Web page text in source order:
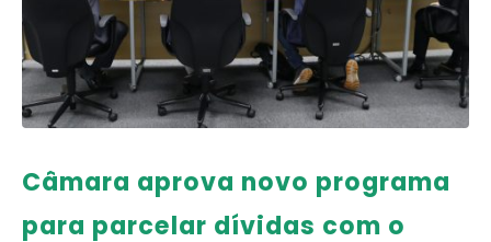
Câmara aprova novo programa
para parcelar dívidas com o